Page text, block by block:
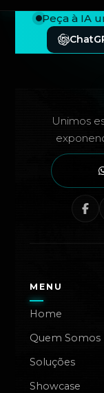
Peça à IA
Unimos
MENU
Home
Quem Somos
Soluções
Showcase